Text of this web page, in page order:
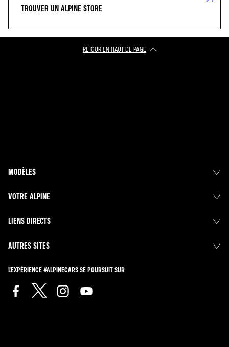
TROUVER UN ALPINE STORE
RETOUR EN HAUT DE PAGE
MODÈLES
VOTRE ALPINE
LIENS DIRECTS
AUTRES SITES
L'EXPÉRIENCE #ALPINECARS SE POURSUIT SUR